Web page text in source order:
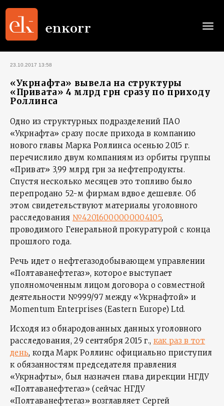
23.10.2017 13:58
«Укрнафта» вывела на структуры
«Привата» 4 млрд грн сразу по приходу
Роллинса
Одно из структурных подразделений ПАО
«Укрнафта» сразу после прихода в компанию
нового главы Марка Роллинса осенью 2015 г.
перечислило двум компаниям из орбиты группы
«Приват» 3,99 млрд грн за нефтепродукты.
Спустя несколько месяцев это топливо было
перепродано 52-м фирмам вдвое дешевле. Об
этом свидетельствуют материалы уголовного
расследования №42016000000004105,
проводимого Генеральной прокуратурой с конца
прошлого года.
Речь идет о нефтегазодобывающем управлении
«Полтаванефтегаз», которое выступает
уполномоченным лицом договора о совместной
деятельности №999/97 между «Укрнафтой» и
Momentum Enterprises (Eastern Europe) Ltd.
Исходя из обнародованных данных уголовного
расследования, 29 сентября 2015 г., как раз в тот
день, когда Марк Роллинс официально приступил
к обязанностям председателя правления
«Укрнафты», был назначен глава дирекции НГДУ
«Полтаванефтегаз» (сейчас НГДУ
«Полтаванефтегаз» возглавляет Сергей